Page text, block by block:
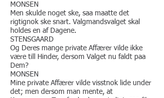
​MONSEN
Men skulde noget ske, saa maatte det
rigtignok ske snart. Valgmandsvalget skal
holdes en af Dagene.
STENSGAARD
Og Deres mange private Affærer vilde ikke
være till Hinder, dersom Valget nu faldt paa
Dem?
MONSEN
Mine private Affærer vilde visstnok lide under
det; men dersom man mente, at